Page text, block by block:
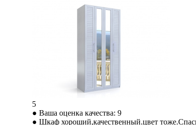
5
● Ваша оценка качества: 9
● Шкаф хороший,качественный.цвет